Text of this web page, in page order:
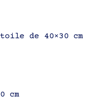
de 40×30 cm
cm